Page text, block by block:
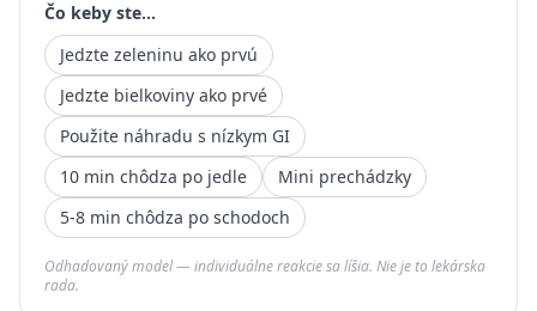
Čo keby ste...
Jedzte zeleninu ako prvú
Jedzte bielkoviny ako prvé
Použite náhradu s nízkym GI
10 min chôdza po jedle
Mini prechádzky
5-8 min chôdza po schodoch
Odhadovaný model — individuálne reakcie sa líšia. Nie je to lekárska
rada.